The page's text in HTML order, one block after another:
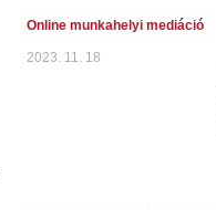
Online munkahelyi mediáció
2023. 11. 18